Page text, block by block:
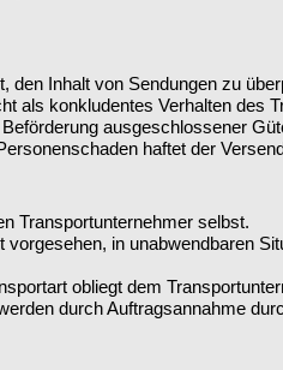
den Inhalt von Sendungen zu
als konkludentes Verhalten des
ausgeschlossener
haftet der
Transportunternehmer selbst.
in unabwendbaren
obliegt dem
durch Auftragsannahme